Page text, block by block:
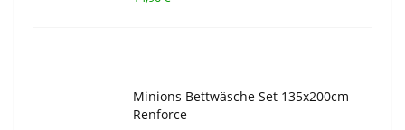
Minions Bettwäsche Set 135x200cm
Renforce